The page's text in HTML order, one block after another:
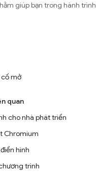
giúp bạn trong hành trình
mở
quan
cho nhà phát triển
Chromium
hình
trình